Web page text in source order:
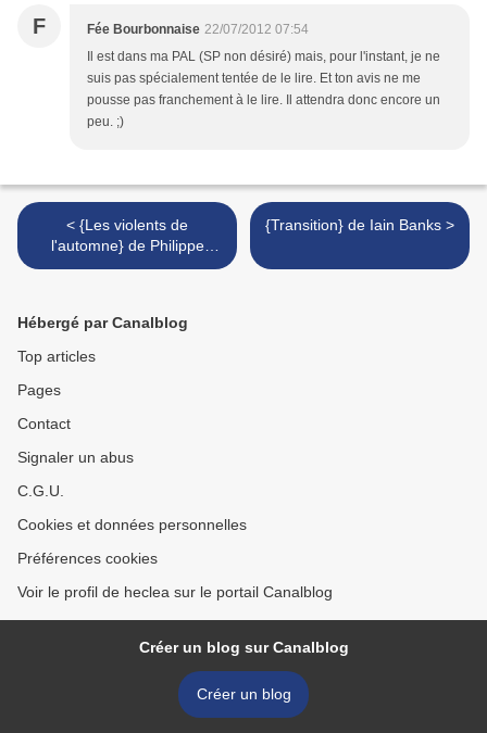
F Fée Bourbonnaise 22/07/2012 07:54
Il est dans ma PAL (SP non désiré) mais, pour l'instant, je ne
suis pas spécialement tentée de le lire. Et ton avis ne me
pousse pas franchement à le lire. Il attendra donc encore un
peu. ;)
< {Les violents de
l'automne} de Philippe
Georget
{Transition} de Iain Banks >
Hébergé par Canalblog
Top articles
Pages
Contact
Signaler un abus
C.G.U.
Cookies et données personnelles
Préférences cookies
Voir le profil de heclea sur le portail Canalblog
Créer un blog sur Canalblog
Créer un blog